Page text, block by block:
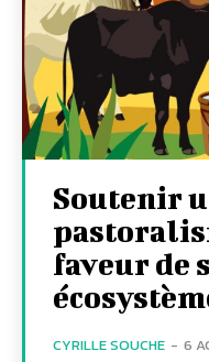
Soutenir
faveur de
CYRILLE SOUCHE - 6